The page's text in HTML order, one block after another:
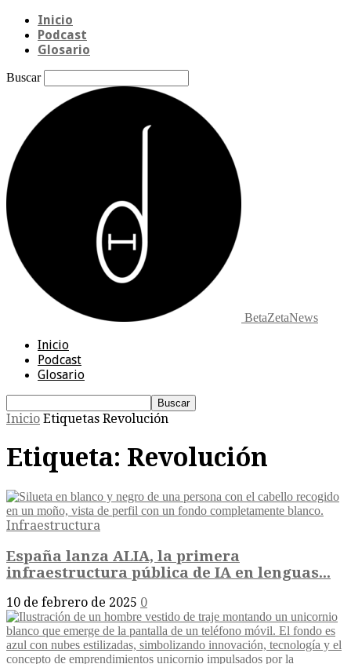
Inicio
Podcast
Glosario
Buscar
BetaZetaNews
Inicio
Podcast
Glosario
Inicio Etiquetas Revolución
Etiqueta: Revolución
Infraestructura
España lanza ALIA, la primera
infraestructura pública de IA en lenguas...
10 de febrero de 2025 0